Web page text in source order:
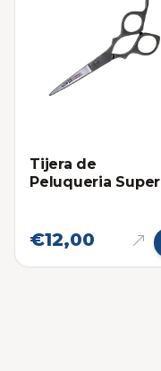
Tijera de
Peluqueria Super
€12,00